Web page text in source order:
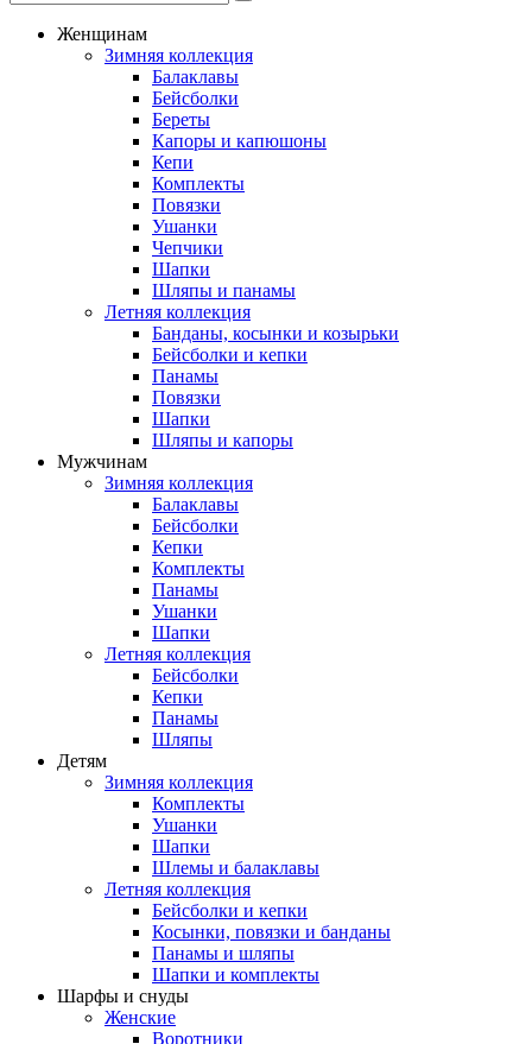
Женщинам
Зимняя коллекция
Балаклавы
Бейсболки
Береты
Капоры и капюшоны
Кепи
Комплекты
Повязки
Ушанки
Чепчики
Шапки
Шляпы и панамы
Летняя коллекция
Банданы, косынки и козырьки
Бейсболки и кепки
Панамы
Повязки
Шапки
Шляпы и капоры
Мужчинам
Зимняя коллекция
Балаклавы
Бейсболки
Кепки
Комплекты
Панамы
Ушанки
Шапки
Летняя коллекция
Бейсболки
Кепки
Панамы
Шляпы
Детям
Зимняя коллекция
Комплекты
Ушанки
Шапки
Шлемы и балаклавы
Летняя коллекция
Бейсболки и кепки
Косынки, повязки и банданы
Панамы и шляпы
Шапки и комплекты
Шарфы и снуды
Женские
Воротники